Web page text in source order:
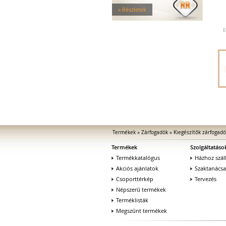
Tűzgátló zárfogadók
Nagy biztonságú zárfogadók
Zárfogadók üvegajtókhoz
» Részletek
Termékek» Zárfogadók» Kiegészítők
Termékek
Termékkatalógus
Akciós ajánlatok
Csoporttérkép
Népszerű termékek
Terméklisták
Megszűnt termékek
Házhoz
Tervezés